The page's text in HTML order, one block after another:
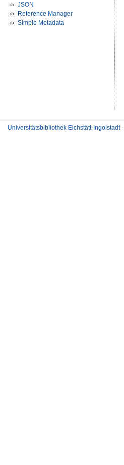
JSON
Reference Manager
Simple Metadata
Universitätsbibliothek Eichstätt-Ingolstadt-